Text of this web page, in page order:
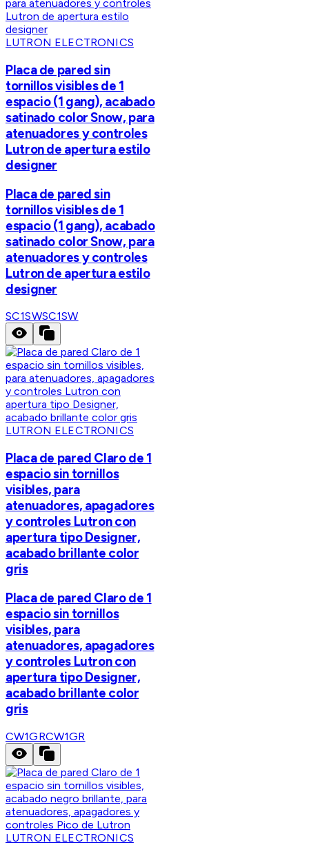
LUTRON ELECTRONICS
Placa de pared sin
tornillos visibles de 1
espacio (1 gang), acabado
satinado color Snow, para
atenuadores y controles
Lutron de apertura estilo
designer
Placa de pared sin
tornillos visibles de 1
espacio (1 gang), acabado
satinado color Snow, para
atenuadores y controles
Lutron de apertura estilo
designer
SC1SWSC1SW
LUTRON ELECTRONICS
Placa de pared Claro de 1
espacio sin tornillos
visibles, para
atenuadores, apagadores
y controles Lutron con
apertura tipo Designer,
acabado brillante color
gris
Placa de pared Claro de 1
espacio sin tornillos
visibles, para
atenuadores, apagadores
y controles Lutron con
apertura tipo Designer,
acabado brillante color
gris
CW1GRCW1GR
LUTRON ELECTRONICS